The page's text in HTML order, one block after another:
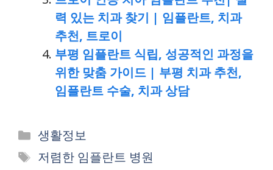
력 있는 치과 찾기 | 임플란트, 치과
추천, 트로이
부평 임플란트 식립, 성공적인 과정을
위한 맞춤 가이드 | 부평 치과 추천,
임플란트 수술, 치과 상담
Categories
생활정보
Tags
저렴한 임플란트 병원